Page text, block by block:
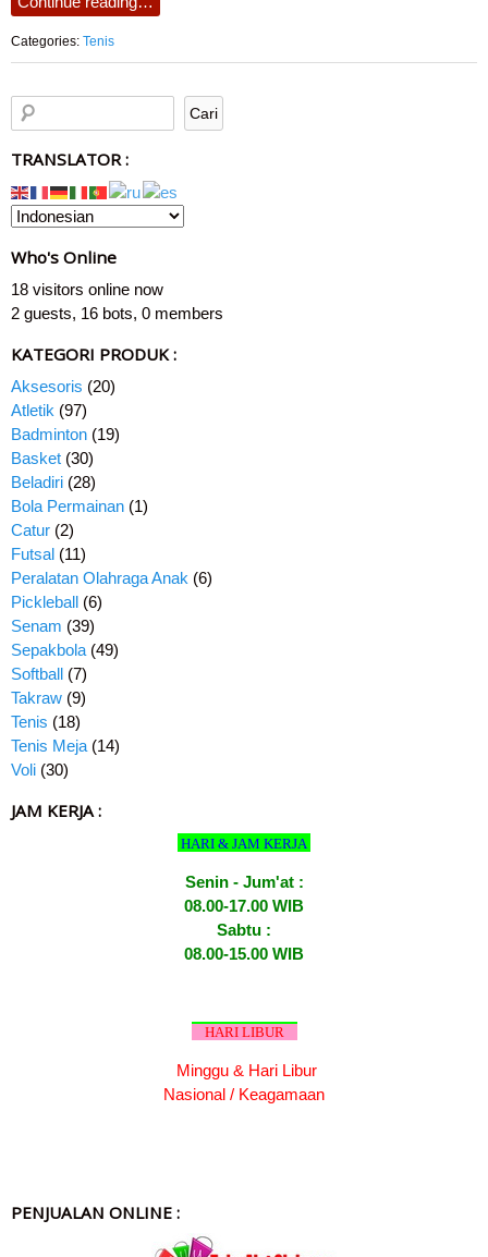
Categories: Tenis
TRANSLATOR :
Who's Online
18 visitors online now
2 guests, 16 bots, 0 members
KATEGORI PRODUK :
Aksesoris (20)
Atletik (97)
Badminton (19)
Basket (30)
Beladiri (28)
Bola Permainan (1)
Catur (2)
Futsal (11)
Peralatan Olahraga Anak (6)
Pickleball (6)
Senam (39)
Sepakbola (49)
Softball (7)
Takraw (9)
Tenis (18)
Tenis Meja (14)
Voli (30)
JAM KERJA :
HARI & JAM KERJA
Senin - Jum'at :
08.00-17.00 WIB
Sabtu :
08.00-15.00 WIB
HARI LIBUR
Minggu & Hari Libur
Nasional / Keagamaan
PENJUALAN ONLINE :